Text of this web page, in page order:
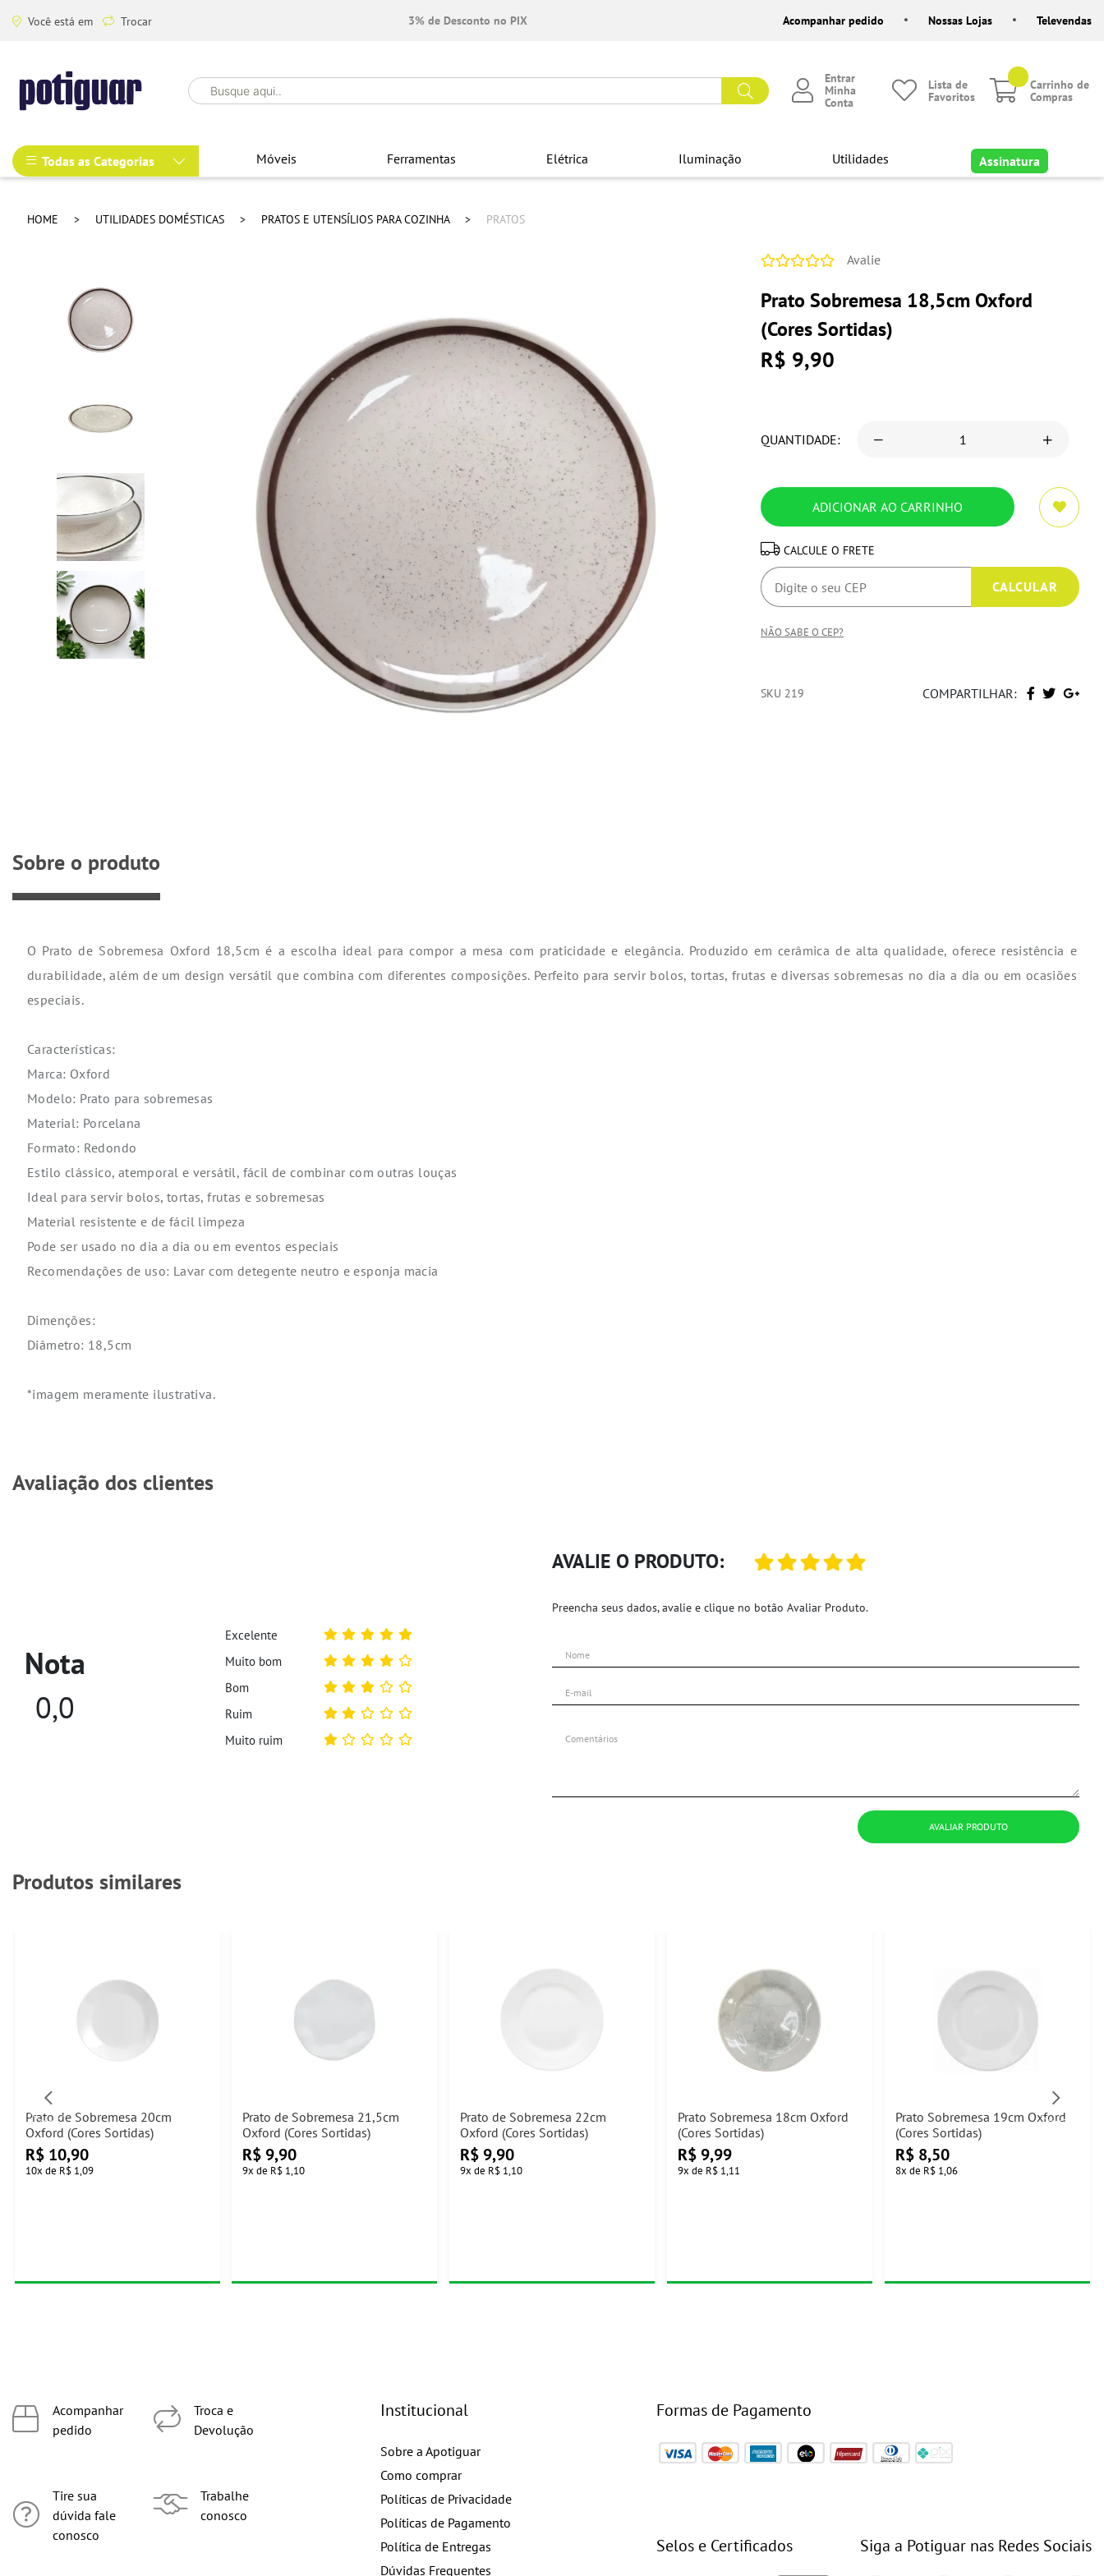
Você está em Trocar 3% de Desconto no PIX Acompanhar pedido Nossas Lojas Televendas
Entrar
Minha
Conta
Lista de
Favoritos
Carrinho de
Compras
Todas as Categorias Móveis Ferramentas Elétrica Iluminação Utilidades Assinatura
HOME UTILIDADES DOMÉSTICAS PRATOS E UTENSÍLIOS PARA COZINHA PRATOS
Avalie
Prato Sobremesa 18,5cm Oxford
(Cores Sortidas)
R$ 9,90
QUANTIDADE:
CALCULE O FRETE
NÃO SABE O CEP?
SKU 219 COMPARTILHAR:
Sobre o produto
O Prato de Sobremesa Oxford 18,5cm é a escolha ideal para compor a mesa com praticidade e elegância. Produzido em cerâmica de alta qualidade, oferece resistência e
durabilidade, além de um design versátil que combina com diferentes composições. Perfeito para servir bolos, tortas, frutas e diversas sobremesas no dia a dia ou em ocasiões
especiais.
Características:
Marca: Oxford
Modelo: Prato para sobremesas
Material: Porcelana
Formato: Redondo
Estilo clássico, atemporal e versátil, fácil de combinar com outras louças
Ideal para servir bolos, tortas, frutas e sobremesas
Material resistente e de fácil limpeza
Pode ser usado no dia a dia ou em eventos especiais
Recomendações de uso: Lavar com detegente neutro e esponja macia
Dimenções:
Diâmetro: 18,5cm
*imagem meramente ilustrativa.
Avaliação dos clientes
AVALIE O PRODUTO:
Preencha seus dados, avalie e clique no botão Avaliar Produto.
AVALIAR PRODUTO
Nota
0,0
Excelente
Muito bom
Bom
Ruim
Muito ruim
Produtos similares
Prato de Sobremesa 20cm
Oxford (Cores Sortidas)
R$ 10,90
10x de R$ 1,09
Prato de Sobremesa 21,5cm
Oxford (Cores Sortidas)
R$ 9,90
9x de R$ 1,10
Prato de Sobremesa 22cm
Oxford (Cores Sortidas)
R$ 9,90
9x de R$ 1,10
Prato Sobremesa 18cm Oxford
(Cores Sortidas)
R$ 9,99
9x de R$ 1,11
Prato Sobremesa 19cm Oxford
(Cores Sortidas)
R$ 8,50
8x de R$ 1,06
Acompanhar
pedido
Tire sua
dúvida fale
conosco
Troca e
Devolução
Trabalhe
conosco
Institucional
Sobre a Apotiguar
Como comprar
Políticas de Privacidade
Políticas de Pagamento
Política de Entregas
Dúvidas Frequentes
Formas de Pagamento
Selos e Certificados Siga a Potiguar nas Redes Sociais